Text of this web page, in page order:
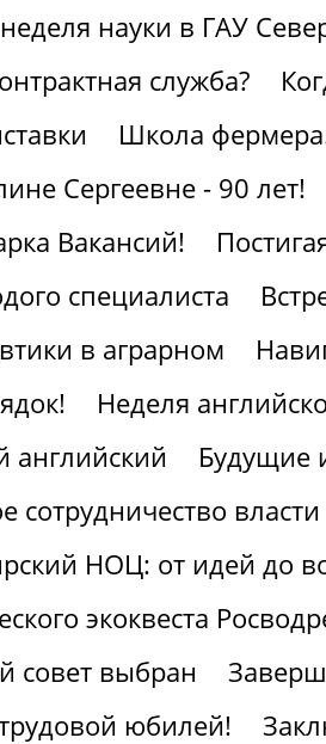
науки в ГАУ
служба?
Школа
Сергеевне - 90 лет!
Вакансий!
специалиста
в аграрном
Неделя
английский
Будущие
сотрудничество
НОЦ: от идей до
экоквеста
совет выбран
юбилей!